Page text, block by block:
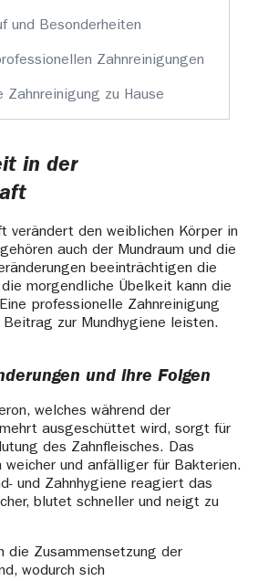
und Besonderheiten
Zahnreinigungen
Zahnreinigung zu Hause
in der
verändert den weiblichen Körper in
auch der Mundraum und die
beeinträchtigen die
morgendliche Übelkeit kann die
professionelle Zahnreinigung
zur Mundhygiene leisten.
und ihre Folgen
welches während der
ausgeschüttet wird, sorgt für
des Zahnfleisches. Das
weicher und anfälliger für Bakterien.
und Zahnhygiene reagiert das
blutet schneller und neigt zu
die Zusammensetzung der
wodurch sich